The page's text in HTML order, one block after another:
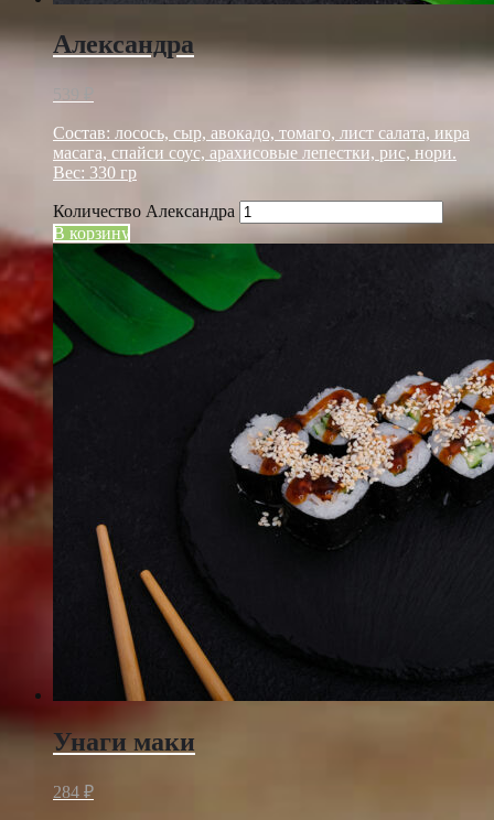
Александра
539
Состав: лосось, сыр, авокадо, томаго, лист салата, икра
масага, спайси соус, арахисовые лепестки, рис, нори.
Вес: 330 гр
Количество Александра
В корзину
Унаги маки
284 ₽